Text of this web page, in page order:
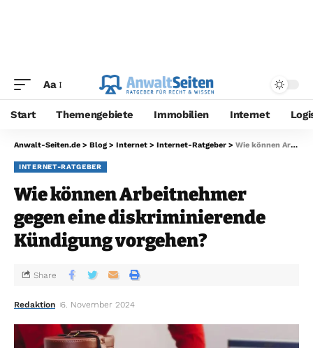
Aa
Start Themengebiete Immobilien Internet
Anwalt-Seiten.de > Blog > Internet > Internet-Ratgeber > Wie können Arbeitnehmer gegen eine diskriminierende Kündigung vorgehen?
INTERNET-RATGEBER
Wie können Arbeitnehmer
gegen eine diskriminierende
Kündigung vorgehen?
Redaktion 6. November 2024
Share